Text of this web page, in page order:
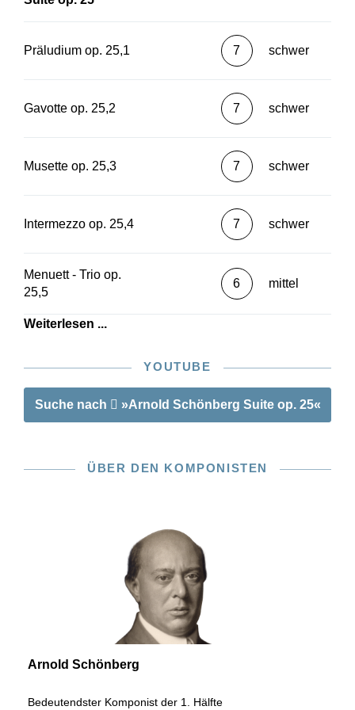
Präludium op. 25,1 7 schwer
Gavotte op. 25,2 7 schwer
Musette op. 25,3 7 schwer
Intermezzo op. 25,4 7 schwer
Menuett - Trio op.
25,5
6 mittel
Weiterlesen ...
YOUTUBE
Suche nach »Arnold Schönberg Suite op. 25«
ÜBER DEN KOMPONISTEN
Arnold Schönberg
Bedeutendster Komponist der 1. Hälfte